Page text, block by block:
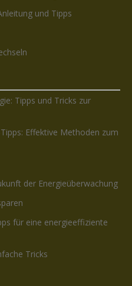
und Tipps
Tipps und Tricks zur
Effektive Methoden zum
der Energieüberwachung
für eine energieeffiziente
Tricks